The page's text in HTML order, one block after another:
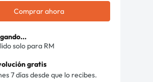
Comprar ahora
solo para RM
gratis
7 días desde que lo recibes.